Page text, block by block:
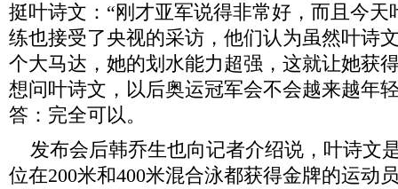
挺叶诗文：“刚才亚军说得非常好，而且今天
练也接受了央视的采访，他们认为虽然叶诗
个大马达，她的划水能力超强，这就让她获
想问叶诗文，以后奥运冠军会不会越来越年
答：完全可以。
发布会后韩乔生也向记者介绍说，叶诗文
位在200米和400米混合泳都获得金牌的运动